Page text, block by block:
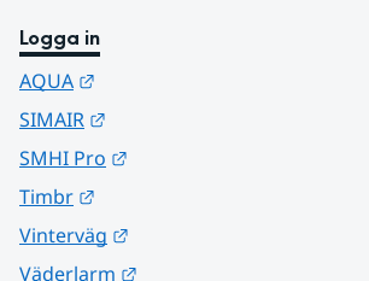
Logga in
AQUA
SIMAIR
SMHI Pro
Timbr
Vinterväg
Väderlarm